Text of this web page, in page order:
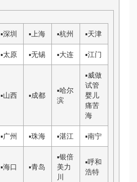
▪深圳 ▪上海 ▪杭州 ▪天津
▪太原 ▪无锡 ▪大连 ▪江门
▪山西 ▪成都
▪哈尔
滨
▪威做
试管
婴儿
痛苦
海
▪广州 ▪珠海 ▪湛江 ▪南宁
▪海口 ▪青岛
▪银倍
美力
川
▪呼和
浩特